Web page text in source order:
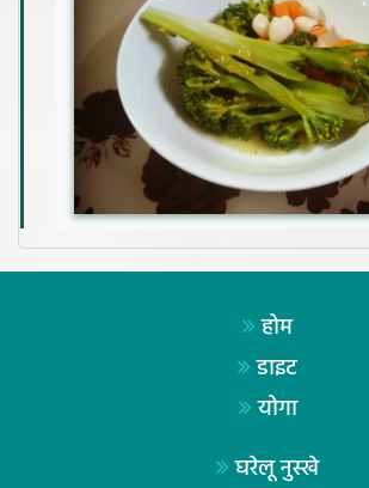
होम
डाइट
योगा
घरेलू नुस्खे